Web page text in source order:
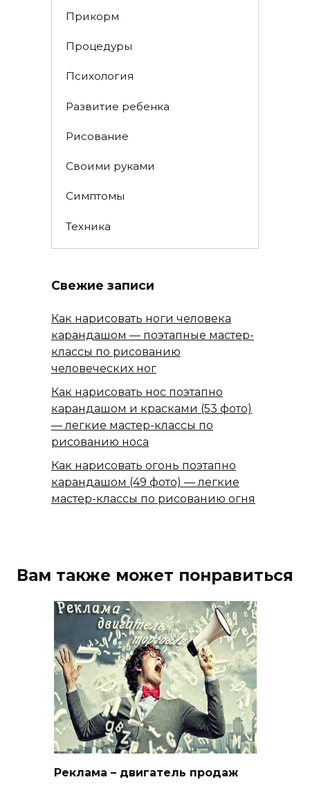
Прикорм
Процедуры
Психология
Развитие ребенка
Рисование
Своими руками
Симптомы
Техника
Свежие записи
Как нарисовать ноги человека
карандашом — поэтапные мастер-
классы по рисованию
человеческих ног
Как нарисовать нос поэтапно
карандашом и красками (53 фото)
— легкие мастер-классы по
рисованию носа
Как нарисовать огонь поэтапно
карандашом (49 фото) — легкие
мастер-классы по рисованию огня
Вам также может понравиться
Реклама – двигатель продаж